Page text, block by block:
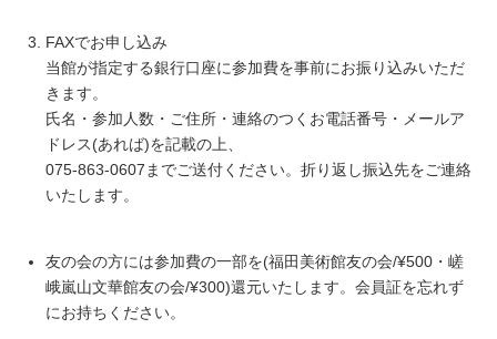
FAXでお申し込み
当館が指定する銀行口座に参加費を事前にお振り込みいただ
きます。
氏名・参加人数・ご住所・連絡のつくお電話番号・メールア
ドレス(あれば)を記載の上、
075-863-0607までご送付ください。折り返し振込先をご連絡
いたします。
友の会の方には参加費の一部を(福田美術館友の会/¥500・嵯
峨嵐山文華館友の会/¥300)還元いたします。会員証を忘れず
にお持ちください。